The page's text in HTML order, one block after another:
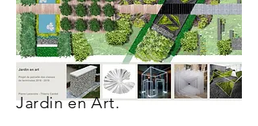
Jardin en Art.